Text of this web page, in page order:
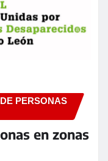
PERSONAS
en zonas